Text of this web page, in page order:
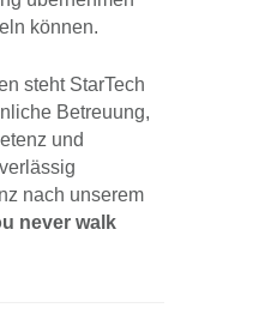
können.
steht StarTech
Betreuung,
und
nach unserem
never walk